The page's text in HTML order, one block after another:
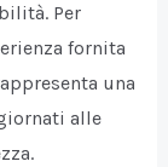
Per
fornita
una
alle